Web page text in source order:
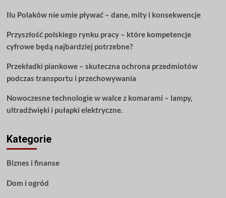
Ilu Polaków nie umie pływać – dane, mity i konsekwencje
Przyszłość polskiego rynku pracy – które kompetencje
cyfrowe będą najbardziej potrzebne?
Przekładki piankowe – skuteczna ochrona przedmiotów
podczas transportu i przechowywania
Nowoczesne technologie w walce z komarami – lampy,
ultradźwięki i pułapki elektryczne.
Kategorie
Biznes i finanse
Dom i ogród